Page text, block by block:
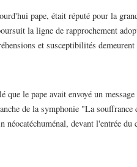
pape, était réputé pour la
la ligne de rapprochement
et susceptibilités
que le pape avait envoyé un
de la symphonie "La souffrance
néocatéchuménal, devant l'entrée